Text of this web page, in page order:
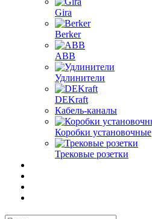
Gira
Berker
ABB
Удлинители
DEKraft
Кабель-каналы
Коробки установочные
Трековые розетки